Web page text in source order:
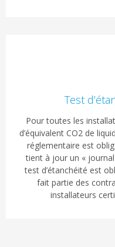
Test
Pour toutes les
d’équivalent CO2 de
réglementaire est
tient à jour un «
test d’étanchéité est
fait partie des
installateurs